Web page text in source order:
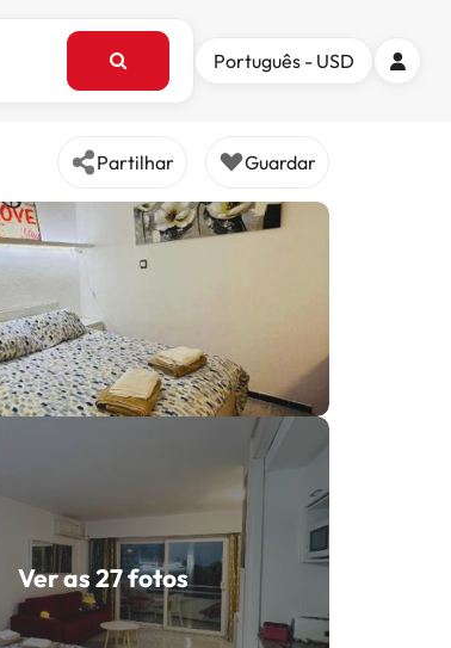
Português - USD
Partilhar Guardar
Ver as 27 fotos